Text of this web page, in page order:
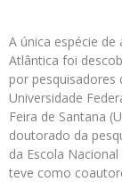
A única espécie
Atlântica foi
por pesquisadores
Universidade
Feira de Santana
doutorado da
da Escola
teve como